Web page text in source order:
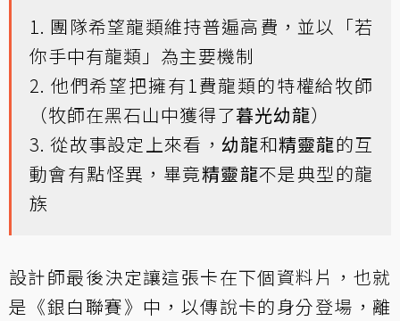
1. 團隊希望龍類維持普遍高費，並以「若
你手中有龍類」為主要機制
2. 他們希望把擁有1費龍類的特權給牧師
（牧師在黑石山中獲得了暮光幼龍）
3. 從故事設定上來看， 幼龍和精靈龍的互
動會有點怪異，畢竟精靈龍不是典型的龍
族
設計師最後決定讓這張卡在下個資料片，也就
是《銀白聯賽》中，以傳說卡的身分登場，離